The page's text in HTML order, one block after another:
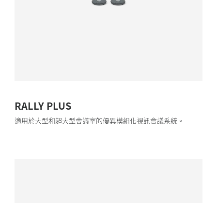
RALLY PLUS
適用於大型和超大型會議室的優異模組化視訊會議系統。